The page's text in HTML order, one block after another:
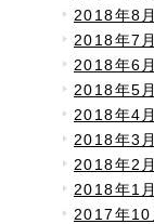
2018年8
2018年7
2018年6
2018年5
2018年4
2018年3
2018年2
2018年1
2017年